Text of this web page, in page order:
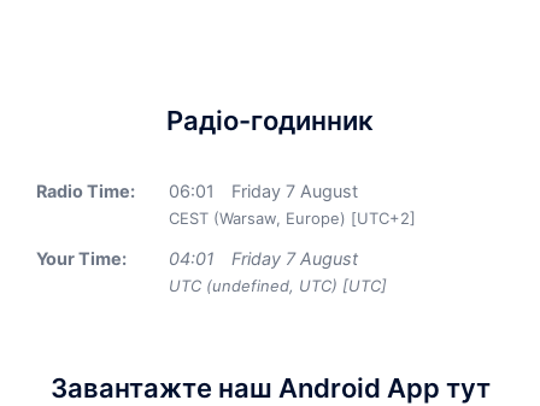
Радіо-годинник
Radio Time: 06:01 Friday 7 August
CEST (Warsaw, Europe) [UTC+2]
Your Time: 04:01 Friday 7 August
UTC (undefined, UTC) [UTC]
Завантажте наш Android App тут